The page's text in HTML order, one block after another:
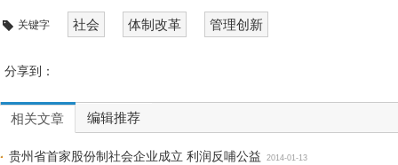
关键字 社会 体制改革 管理创新
分享到：
相关文章 编辑推荐
贵州省首家股份制社会企业成立 利润反哺公益 2014-01-13